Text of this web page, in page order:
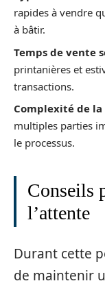
rapides à vendre
à bâtir.
Temps de vente
printanières et
transactions.
Complexité de
multiples parties
le processus.
Conseils
l’attente
Durant cette
de maintenir